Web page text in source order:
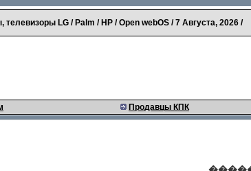
LG / Palm / HP / Open webOS /7 Августа, 2026 /
Продавцы КПК